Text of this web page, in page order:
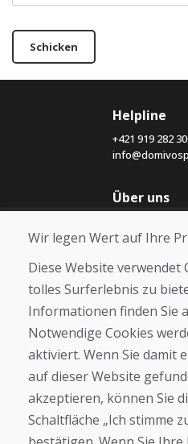
Schicken
Helpline
+421 919 282
Über uns
Über uns
Kontakt
Kaufen
E-Shop
Zahlung
Beschwerde
Rückgabe und
Wir legen Wert auf Ihre
Diese Website verwendet
tolles Surferlebnis zu
Informationen finden Sie
Notwendige Cookies
aktiviert. Wenn Sie damit
auf dieser Website
akzeptieren, können Sie
Schaltfläche „Ich stimme